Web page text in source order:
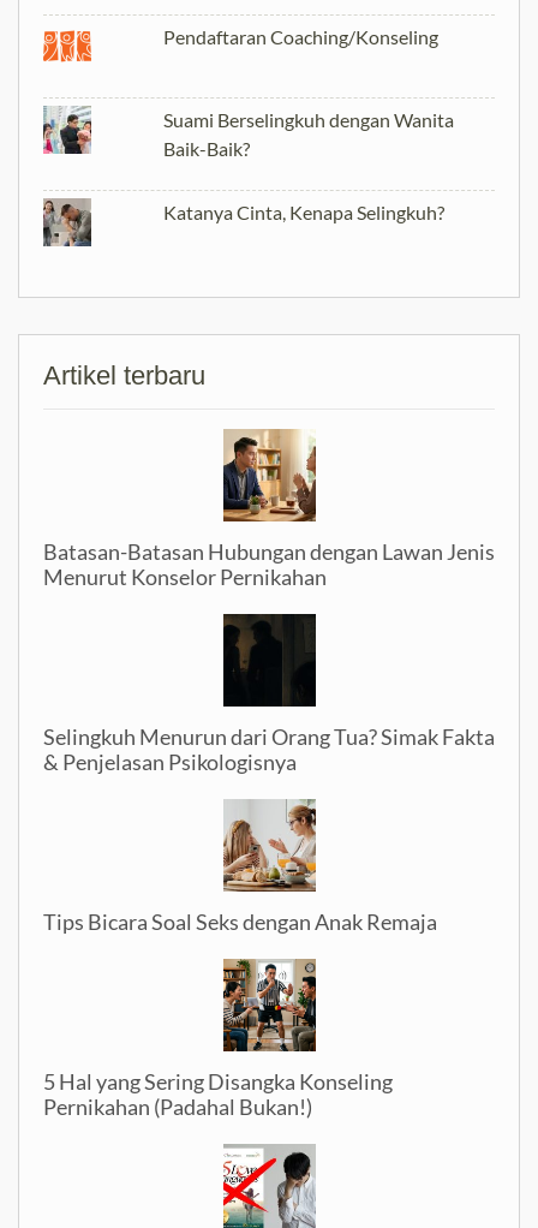
Pendaftaran Coaching/Konseling
Suami Berselingkuh dengan Wanita
Baik-Baik?
Katanya Cinta, Kenapa Selingkuh?
Artikel terbaru
Batasan-Batasan Hubungan dengan Lawan Jenis
Menurut Konselor Pernikahan
Selingkuh Menurun dari Orang Tua? Simak Fakta
& Penjelasan Psikologisnya
Tips Bicara Soal Seks dengan Anak Remaja
5 Hal yang Sering Disangka Konseling
Pernikahan (Padahal Bukan!)